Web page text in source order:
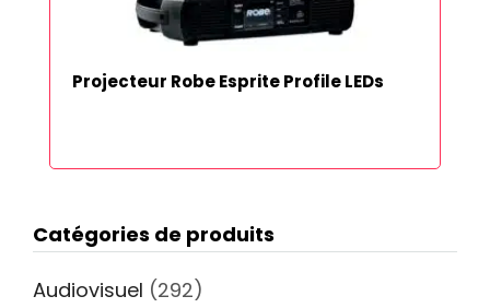
Projecteur Robe Esprite Profile LEDs
Catégories de produits
Audiovisuel (292)